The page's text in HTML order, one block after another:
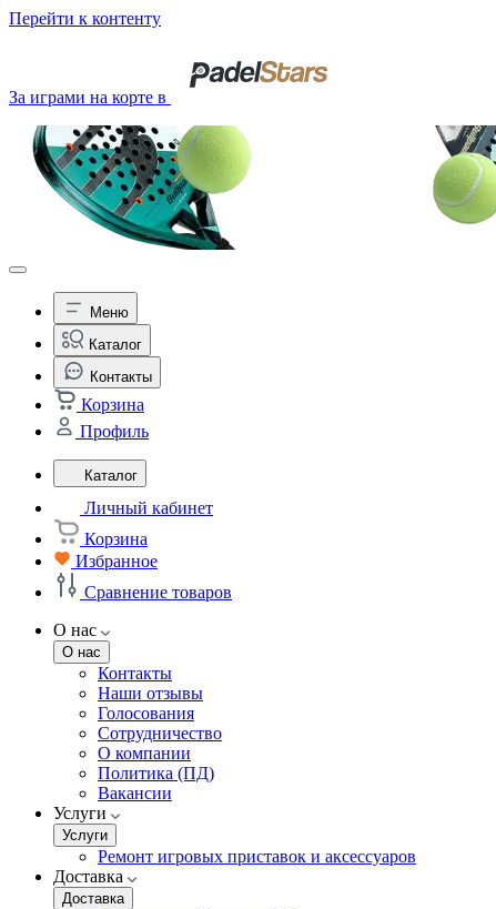
Перейти к контенту
За играми на корте в
Меню
Каталог
Контакты
Корзина
Профиль
Каталог
Личный кабинет
Корзина
Избранное
Сравнение товаров
О нас
О нас
Контакты
Наши отзывы
Голосования
Сотрудничество
О компании
Политика (ПД)
Вакансии
Услуги
Услуги
Ремонт игровых приставок и аксессуаров
Доставка
Доставка